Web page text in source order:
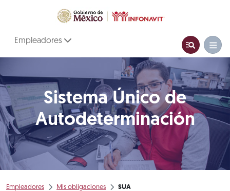
Empleadores
Sistema Único de
Autodeterminación
Empleadores Mis obligaciones SUA